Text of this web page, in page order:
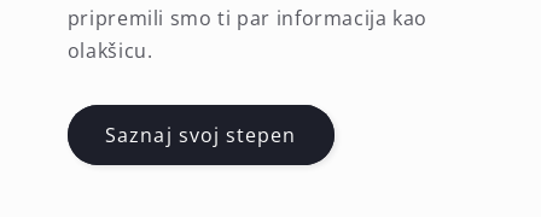
pripremili smo ti par informacija kao
olakšicu.
Saznaj svoj stepen